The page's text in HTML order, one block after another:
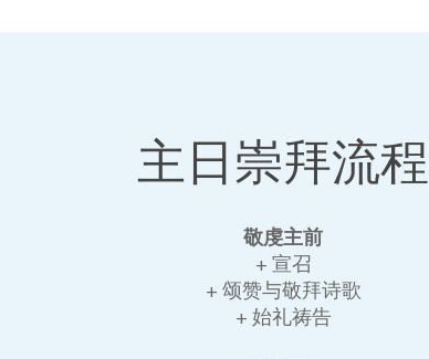
主日崇拜流程
敬虔主前
+ 宣召
+ 颂赞与敬拜诗歌
+ 始礼祷告